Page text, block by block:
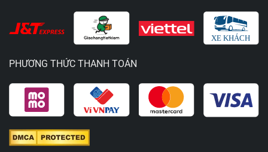
PHƯƠNG THỨC THANH TOÁN